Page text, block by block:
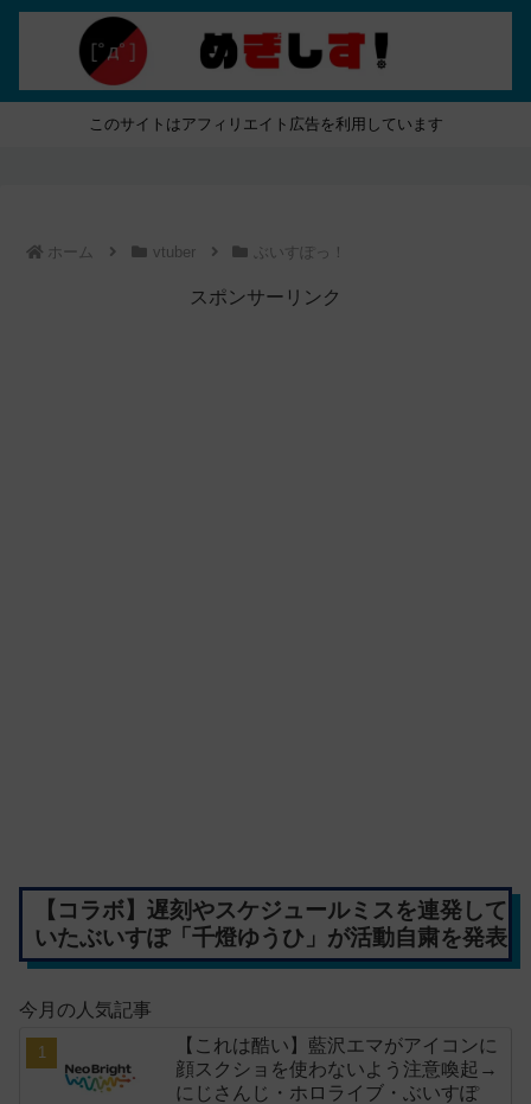
このサイトはアフィリエイト広告を利用しています
ホーム vtuber ぶいすぽっ！
スポンサーリンク
【コラボ】遅刻やスケジュールミスを連発して
いたぶいすぽ「千燈ゆうひ」が活動自粛を発表
今月の人気記事
【これは酷い】藍沢エマがアイコンに
顔スクショを使わないよう注意喚起→
にじさんじ・ホロライブ・ぶいすぽ